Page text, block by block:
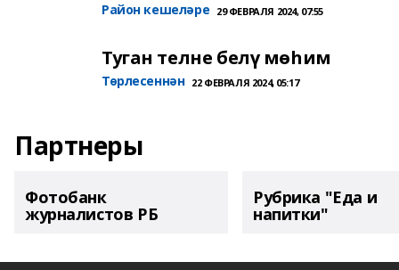
Район кешеләре 29 ФЕВРАЛЯ 2024, 07:55
Туган телне белү мөһим
Төрлесеннән 22 ФЕВРАЛЯ 2024, 05:17
Партнеры
Фотобанк
журналистов РБ
Рубрика "Еда и
напитки"